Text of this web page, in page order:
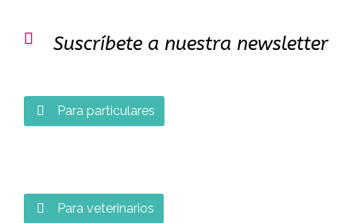
 Suscríbete a nuestra newsletter
 Para particulares
 Para veterinarios